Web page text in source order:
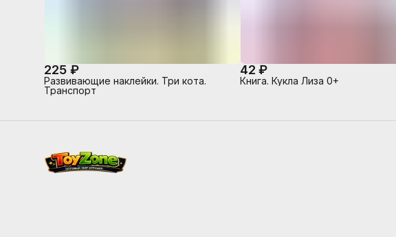
225 ₽
Развивающие наклейки. Три кота.
Транспорт
42 ₽
Книга. Кукла Лиза 0+